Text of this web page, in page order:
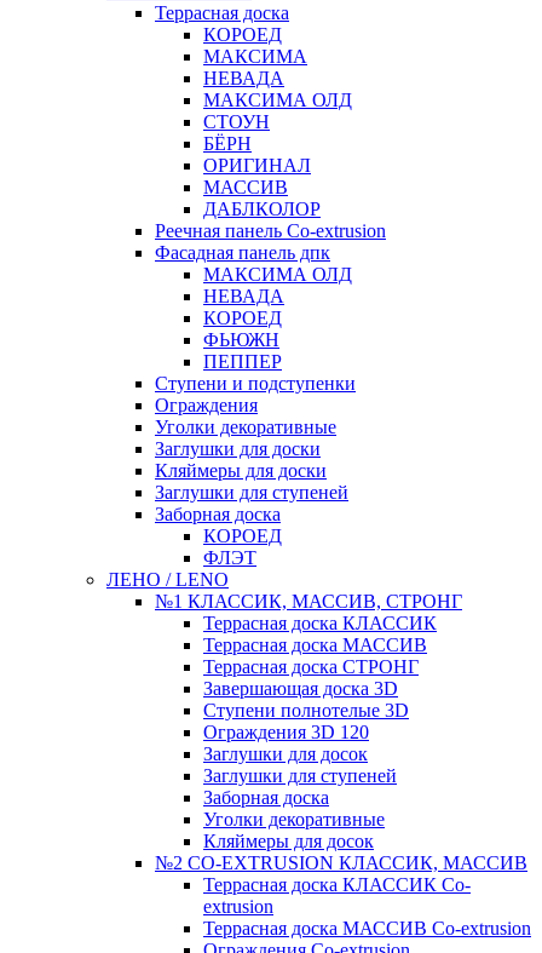
Террасная доска
КОРОЕД
МАКСИМА
НЕВАДА
МАКСИМА ОЛД
СТОУН
БЁРН
ОРИГИНАЛ
МАССИВ
ДАБЛКОЛОР
Реечная панель Co-extrusion
Фасадная панель дпк
МАКСИМА ОЛД
НЕВАДА
КОРОЕД
ФЬЮЖН
ПЕППЕР
Ступени и подступенки
Ограждения
Уголки декоративные
Заглушки для доски
Кляймеры для доски
Заглушки для ступеней
Заборная доска
КОРОЕД
ФЛЭТ
ЛЕНО / LENO
№1 КЛАССИК, МАССИВ, СТРОНГ
Террасная доска КЛАССИК
Террасная доска МАССИВ
Террасная доска СТРОНГ
Завершающая доска 3D
Ступени полнотелые 3D
Ограждения 3D 120
Заглушки для досок
Заглушки для ступеней
Заборная доска
Уголки декоративные
Кляймеры для досок
№2 CO-EXTRUSION КЛАССИК, МАССИВ
Террасная доска КЛАССИК Co-
extrusion
Террасная доска МАССИВ Co-extrusion